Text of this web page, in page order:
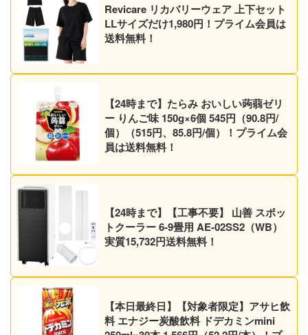
Revicare リカバリーウェア 上下セット
LLサイズだけ1,980円！プライム会員は
送料無料！
【24時まで】たらみ おいしい蒟蒻ゼリ
ー りんご味 150g×6個 545円（90.8円/
個）（515円、85.8円/個）！プライム会
員は送料無料！
【24時まで】【工事不要】 山善 スポッ
トクーラー 6-9畳用 AE-02SS2（WB）
実質15,732円送料無料！
【本日最終日】【対象者限定】アサヒ飲
料 エナジー炭酸飲料 ドデカミンmini